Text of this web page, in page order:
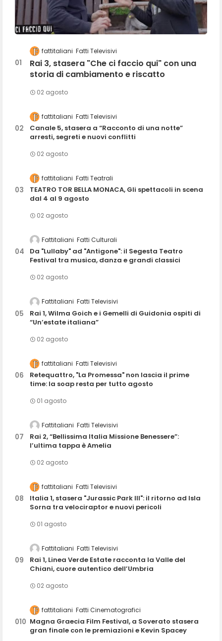
fattitaliani Fatti Televisivi
Rai 3, stasera "Che ci faccio qui" con una
storia di cambiamento e riscatto
02 agosto
fattitaliani Fatti Televisivi
Canale 5, stasera a “Racconto di una notte”
arresti, segreti e nuovi conflitti
02 agosto
fattitaliani Fatti Teatrali
TEATRO TOR BELLA MONACA, Gli spettacoli in scena
dal 4 al 9 agosto
02 agosto
Fattitaliani Fatti Culturali
Da "Lullaby" ad "Antigone": il Segesta Teatro
Festival tra musica, danza e grandi classici
02 agosto
Fattitaliani Fatti Televisivi
Rai 1, Wilma Goich e i Gemelli di Guidonia ospiti di
“Un’estate italiana”
02 agosto
fattitaliani Fatti Televisivi
Retequattro, "La Promessa" non lascia il prime
time: la soap resta per tutto agosto
01 agosto
Fattitaliani Fatti Televisivi
Rai 2, “Bellissima Italia Missione Benessere”:
l’ultima tappa è Amelia
02 agosto
fattitaliani Fatti Televisivi
Italia 1, stasera "Jurassic Park III": il ritorno ad Isla
Sorna tra velociraptor e nuovi pericoli
01 agosto
Fattitaliani Fatti Televisivi
Rai 1, Linea Verde Estate racconta la Valle del
Chiani, cuore autentico dell’Umbria
02 agosto
fattitaliani Fatti Cinematografici
Magna Graecia Film Festival, a Soverato stasera
gran finale con le premiazioni e Kevin Spacey